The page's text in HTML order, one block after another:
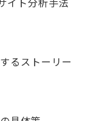
るストーリー